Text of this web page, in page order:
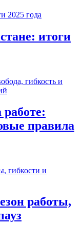
итоги
правила
работы,